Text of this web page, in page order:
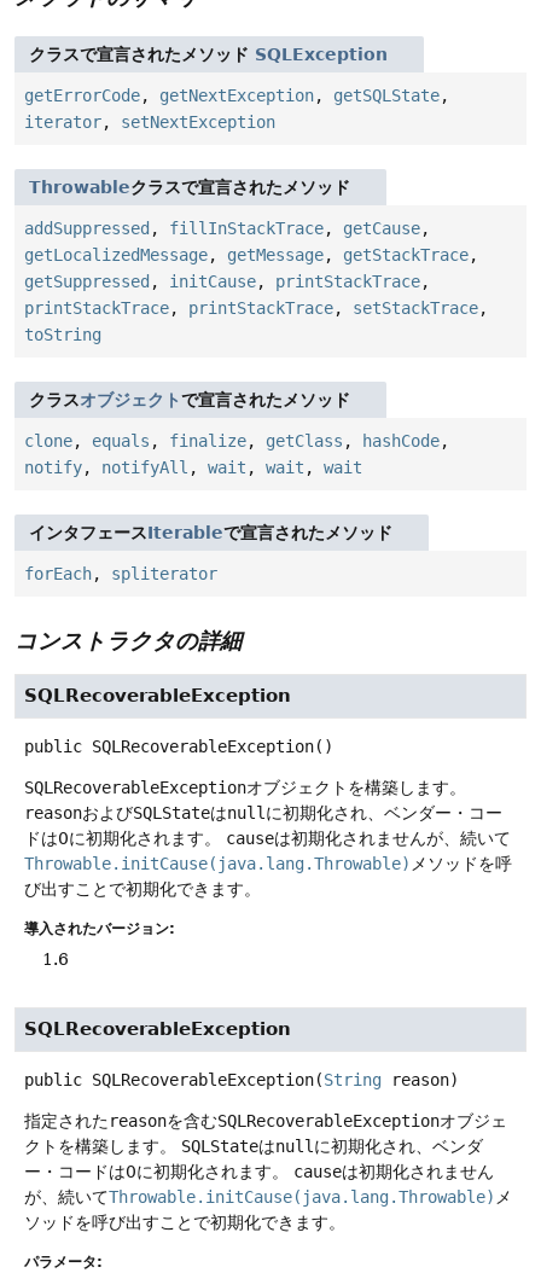
クラスで宣言されたメソッド SQLException
getErrorCode, getNextException, getSQLState,
iterator, setNextException
Throwableクラスで宣言されたメソッド
addSuppressed , fillInStackTrace, getCause,
getLocalizedMessage, getMessage, getStackTrace,
getSuppressed , initCause, printStackTrace,
printStackTrace, printStackTrace, setStackTrace,
toString
クラスオブジェクトで宣言されたメソッド
clone, equals , finalize, getClass , hashCode,
notify, notifyAll , wait , wait , wait
インタフェースIterableで宣言されたメソッド
forEach, spliterator
コンストラクタの詳細
SQLRecoverableException
public SQLRecoverableException()
SQLRecoverableExceptionオブジェクトを構築します。
reasonおよびSQLStateはnull に初期化され、ベンダー・コー
ドは0に初期化されます。
causeは初期化されませんが、続いて
Throwable.initCause(java.lang.Throwable) メソッドを呼
び出すことで初期化できます。
導入されたバージョン:
1.6
SQLRecoverableException
public SQLRecoverableException(String reason)
指定されたreasonを含むSQLRecoverableExceptionオブジェ
クトを構築します。
SQLStateはnullに初期化され、ベンダ
ー・コードは0に初期化されます。
causeは初期化されません
が、続いてThrowable.initCause(java.lang.Throwable) メ
ソッドを呼び出すことで初期化できます。
パラメータ: